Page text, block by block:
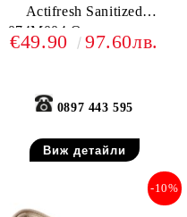
Actifresh Sanitized
074M004 Ортопедични
обувки с лепки, Черни
€49.90 97.60лв.
0897 443 595
Виж детайли
-10%